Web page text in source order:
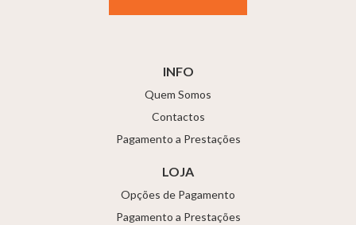
INFO
Quem Somos
Contactos
Pagamento a Prestações
LOJA
Opções de Pagamento
Pagamento a Prestações